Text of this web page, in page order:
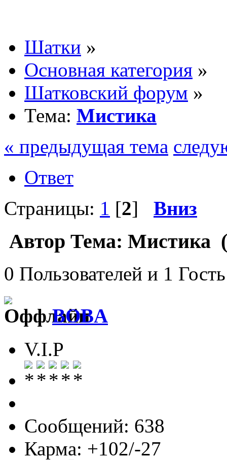
Шатки »
Основная категория »
Шатковский форум »
Тема: Мистика
« предыдущая тема
Ответ
Страницы: 1 [2] Вниз
Автор Тема: Мистика
0 Пользователей и 1
BOBA
V.I.P
Сообщений: 638
Карма: +102/-27